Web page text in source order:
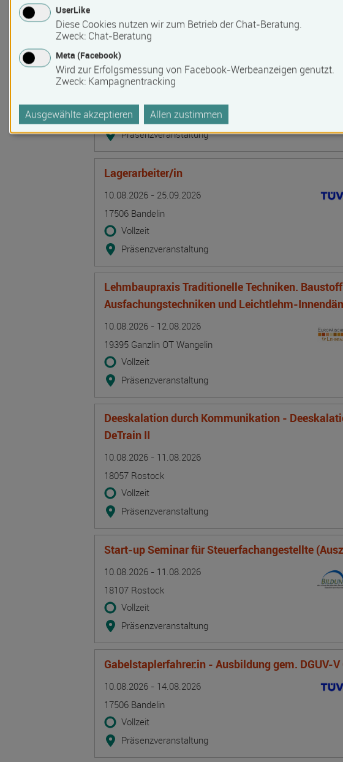
Blended Learning
Grundlagen der Tarifpolitik - direkte
Termin
10.08.2026 - 14.08.2026
Ort
Zeitmuster
Vollzeit
Lehr- und Lernform
Präsenzveranstaltung
Lagerarbeiter/in
10.08.2026 - 25.09.2026
17506 Bandelin
Vollzeit
Präsenzveranstaltung
Lehmbaupraxis Traditionelle Techniken.
Ausfachungstechniken und Leichtlehm-
10.08.2026 - 12.08.2026
19395 Ganzlin OT Wangelin
Vollzeit
Präsenzveranstaltung
Deeskalation durch Kommunikation -
DeTrain II
10.08.2026 - 11.08.2026
18057 Rostock
Vollzeit
Präsenzveranstaltung
Start-up Seminar für Steuerfachangestellte
10.08.2026 - 11.08.2026
18107 Rostock
Vollzeit
Präsenzveranstaltung
Gabelstaplerfahrer:in - Ausbildung gem. DGUV-V
10.08.2026 - 14.08.2026
17506 Bandelin
Vollzeit
Präsenzveranstaltung
UserLike
Diese Cookies nutzen wir zum Betrieb der Chat-Beratung.
Zweck: Chat-Beratung
Meta (Facebook)
Wird zur Erfolgsmessung von Facebook-Werbeanzeigen genutzt.
Zweck: Kampagnentracking
Ausgewählte akzeptieren Allen zustimmen